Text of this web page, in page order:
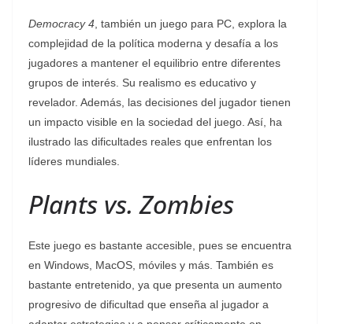
Democracy 4 , también un juego para PC, explora la
complejidad de la política moderna y desafía a los
jugadores a mantener el equilibrio entre diferentes
grupos de interés. Su realismo es educativo y
revelador. Además, las decisiones del jugador tienen
un impacto visible en la sociedad del juego. Así, ha
ilustrado las dificultades reales que enfrentan los
líderes mundiales.
Plants vs. Zombies
Este juego es bastante accesible, pues se encuentra
en Windows, MacOS, móviles y más. También es
bastante entretenido, ya que presenta un aumento
progresivo de dificultad que enseña al jugador a